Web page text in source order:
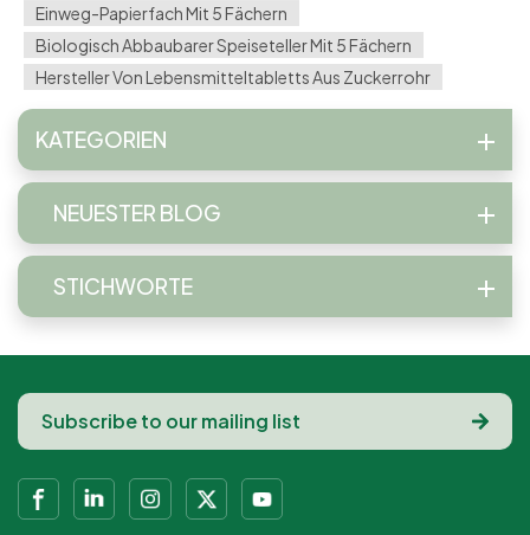
Einweg-Papierfach Mit 5 Fächern
Biologisch Abbaubarer Speiseteller Mit 5 Fächern
Hersteller Von Lebensmitteltabletts Aus Zuckerrohr
KATEGORIEN
NEUESTER BLOG
STICHWORTE